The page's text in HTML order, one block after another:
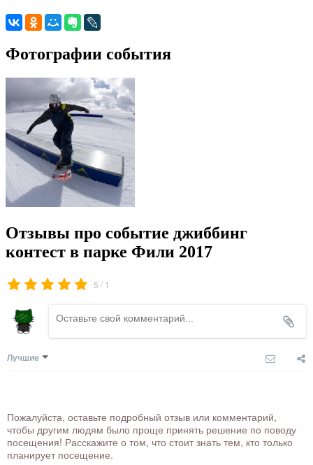
Фотографии события
Отзывы про событие джиббинг
контест в парке Фили 2017
5 / 1
Лучшие
Пожалуйста, оставьте подробный отзыв или комментарий,
чтобы другим людям было проще принять решение по поводу
посещения! Расскажите о том, что стоит знать тем, кто только
планирует посещение.